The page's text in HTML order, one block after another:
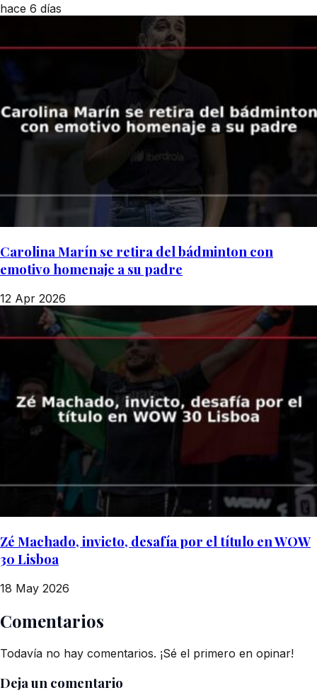
hace 6 días
Carolina Marín se retira del bádminton con
emotivo homenaje a su padre
12 Apr 2026
Zé Machado, invicto, desafía por el título en WOW
30 Lisboa
18 May 2026
Comentarios
Todavía no hay comentarios. ¡Sé el primero en opinar!
Deja un comentario